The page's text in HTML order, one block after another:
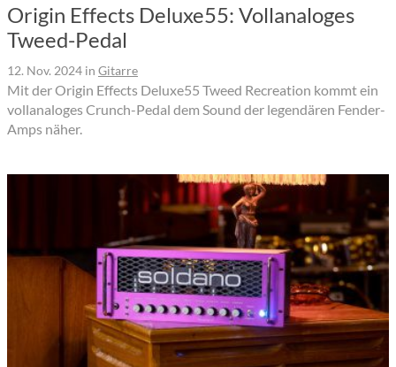
Origin Effects Deluxe55: Vollanaloges
Tweed-Pedal
12. Nov. 2024 in Gitarre
Mit der Origin Effects Deluxe55 Tweed Recreation kommt ein
vollanaloges Crunch-Pedal dem Sound der legendären Fender-
Amps näher.